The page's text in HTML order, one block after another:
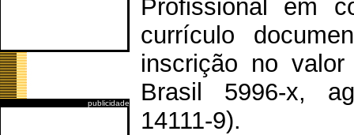
publicidade
Profissional em
currículo
inscrição no
Brasil 5996-x,
14111-9).